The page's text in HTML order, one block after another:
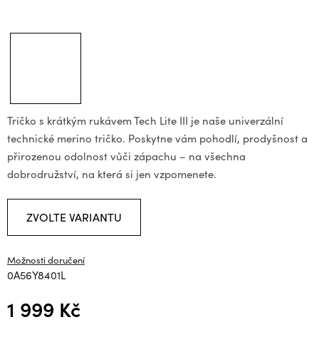
Tričko s krátkým rukávem Tech Lite III je naše univerzální
technické merino tričko. Poskytne vám pohodlí, prodyšnost a
přirozenou odolnost vůči zápachu – na všechna
dobrodružství, na která si jen vzpomenete.
ZVOLTE VARIANTU
Možnosti doručení
0A56Y8401L
1 999 Kč